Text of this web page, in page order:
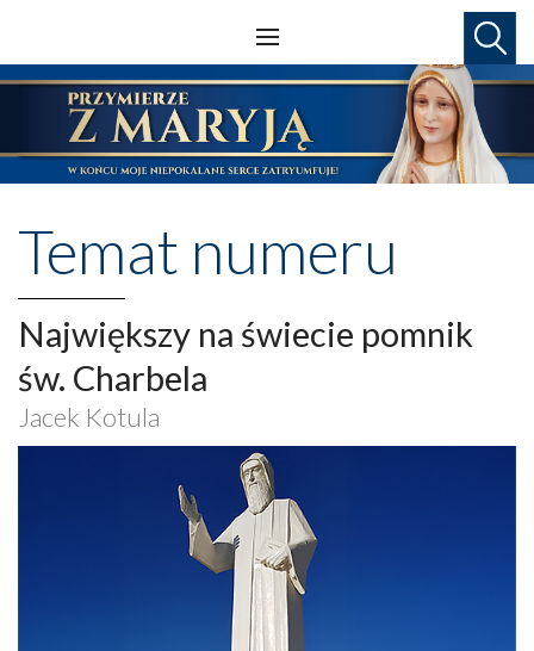
Temat numeru
Największy na świecie pomnik
św. Charbela
Jacek Kotula